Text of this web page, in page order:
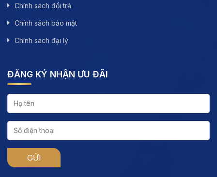
Chính sách đổi trả
Chính sách bảo mật
Chính sách đại lý
ĐĂNG KÝ NHẬN ƯU ĐÃI